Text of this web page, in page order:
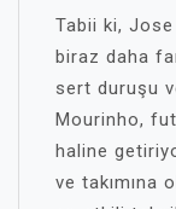
Tabii ki, Jose
biraz daha
sert duruşu
Mourinho,
haline
ve takımına